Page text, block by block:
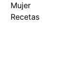
Mujer
Recetas